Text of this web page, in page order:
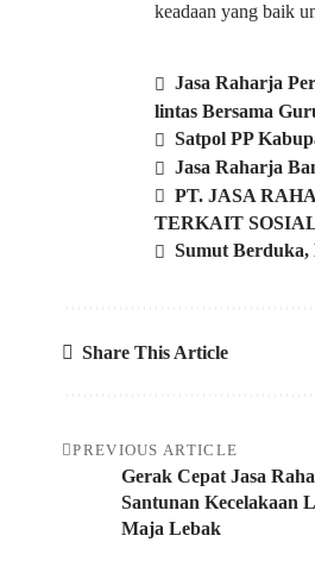
keadaan yang baik
Jasa Raharja
lintas Bersama
Satpol PP
Jasa Raharja
PT. JASA
TERKAIT
Sumut Berduka,
Share This Article
PREVIOUS ARTICLE
Gerak Cepat Jasa
Santunan Kecelakaan
Maja Lebak